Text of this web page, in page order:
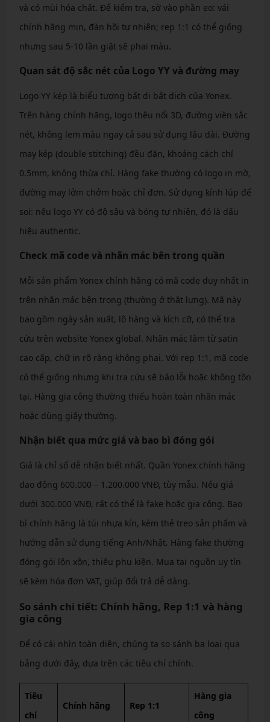
và có mùi hóa chất. Để kiểm tra, sờ vào phần eo: vải
chính hãng mịn, đàn hồi tự nhiên; rep 1:1 có thể giống
nhưng sau 5-10 lần giặt sẽ phai màu.
Quan sát độ sắc nét của Logo YY và đường may
Logo YY kép là biểu tượng bất di bất dịch của Yonex.
Trên hàng chính hãng, logo thêu nổi 3D, đường viền sắc
nét, không lem màu ngay cả sau sử dụng lâu dài. Đường
may kép (double stitching) đều đặn, khoảng cách chỉ
0.5mm, không thừa chỉ. Hàng fake thường có logo in mờ,
đường may lởm chởm hoặc chỉ đơn. Sử dụng kính lúp để
soi: nếu logo YY có độ sâu và bóng tự nhiên, đó là dấu
hiệu authentic.
Check mã code và nhãn mác bên trong quần
Mỗi sản phẩm Yonex chính hãng có mã code duy nhất in
trên nhãn mác bên trong (thường ở thắt lưng). Mã này
bao gồm ngày sản xuất, lô hàng và kích cỡ, có thể tra
cứu trên website Yonex global. Nhãn mác làm từ satin
cao cấp, chữ in rõ ràng không phai. Với rep 1:1, mã code
có thể giống nhưng khi tra cứu sẽ báo lỗi hoặc không tồn
tại. Hàng gia công thường thiếu hoàn toàn nhãn mác
hoặc dùng giấy thường.
Nhận biết qua mức giá và bao bì đóng gói
Giá là chỉ số dễ nhận biết nhất. Quần Yonex chính hãng
dao động 600.000 – 1.200.000 VNĐ, tùy mẫu. Nếu giá
dưới 300.000 VNĐ, rất có thể là fake hoặc gia công. Bao
bì chính hãng là túi nhựa kín, kèm thẻ treo sản phẩm và
hướng dẫn sử dụng tiếng Anh/Nhật. Hàng fake thường
đóng gói lộn xộn, thiếu phụ kiện. Mua tại nguồn uy tín
sẽ kèm hóa đơn VAT, giúp đổi trả dễ dàng.
So sánh chi tiết: Chính hãng, Rep 1:1 và hàng
gia công
Để có cái nhìn toàn diện, chúng ta so sánh ba loại qua
bảng dưới đây, dựa trên các tiêu chí chính.
Tiêu
chí
Chính hãng Rep 1:1
Hàng gia
công